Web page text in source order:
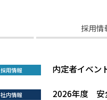
採用情
採用情報 内定者イベ
社内情報 2026年度 安